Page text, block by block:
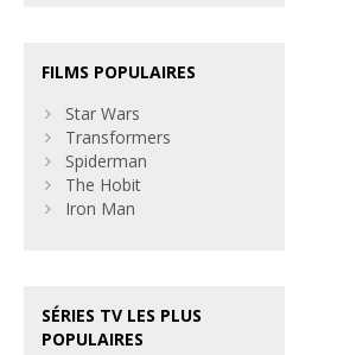
FILMS POPULAIRES
Star Wars
Transformers
Spiderman
The Hobit
Iron Man
SÉRIES TV LES PLUS
POPULAIRES